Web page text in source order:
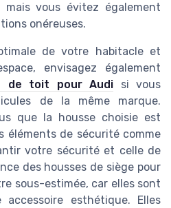
mais vous évitez également
onéreuses.
de votre habitacle et
envisagez également
de toit pour Audi si vous
de la même marque.
que la housse choisie est
éléments de sécurité comme
votre sécurité et celle de
des housses de siège pour
sous-estimée, car elles sont
esthétique. Elles